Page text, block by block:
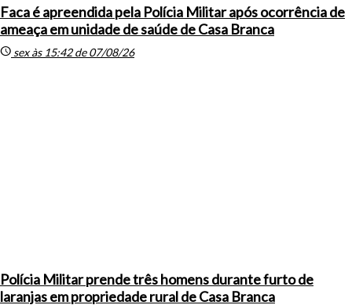
Faca é apreendida pela Polícia Militar após ocorrência de
ameaça em unidade de saúde de Casa Branca
schedule sex às 15:42 de 07/08/26
Polícia Militar prende três homens durante furto de
laranjas em propriedade rural de Casa Branca